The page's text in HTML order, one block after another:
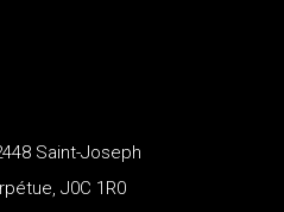
Saint-Joseph
J0C 1R0